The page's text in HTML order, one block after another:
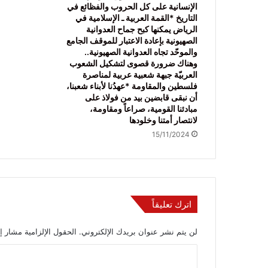
الإنسانية على كل الحروب والفظائع في
التاريخ *القمة العربية ـ الإسلامية في
الرياض يمكنها كبح جماح العدوانية
الصهيونية بإعادة الاعتبار للموقف الجامع
والموحّد تجاه العدوانية الصهيونية..
وهناك ضرورة قصوى لتشكيل الشعوب
العربيّة جبهة شعبية عربية لمناصرة
فلسطين والمقاومة *عهدُنا لأبناء شعبنا،
أن نبقى قابضين بيد من فولاذ على
مبادئنا القومية، صراعاً ومقاومة،
لانتصار أمتنا وخلودها
15/11/2024
اترك تعليقاً
لن يتم نشر عنوان بريدك الإلكتروني. الحقول الإلزامية مشار